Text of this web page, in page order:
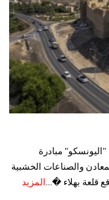
"اليونسكو" مبادرة
والصناعات الخشبية
قلعة بهلاء �... المزيد